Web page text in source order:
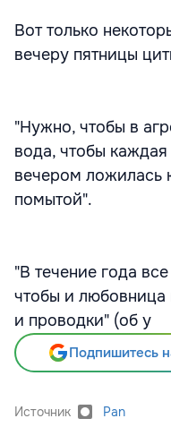
Вот только
вечеру пятницы
"Нужно, чтобы в
вода, чтобы
вечером ложилась
помытой".
"В течение года
чтобы и любовница
и проводки" (об у
Подпишитесь
Источник Pan